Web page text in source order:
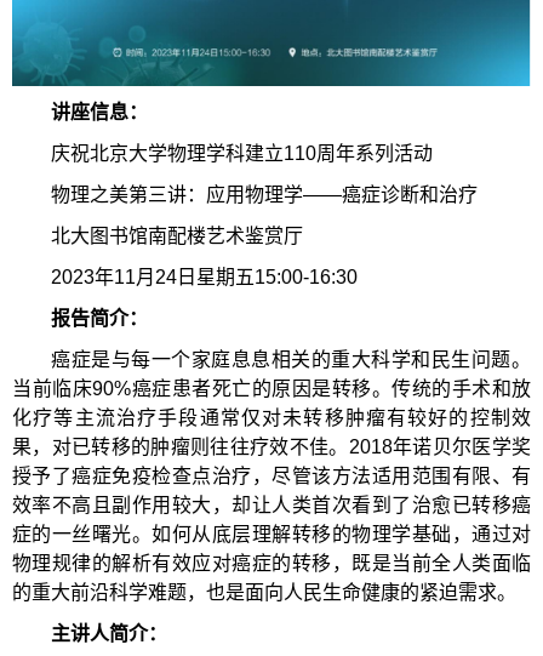
讲座信息：
庆祝北京大学物理学科建立110周年系列活动
物理之美第三讲：应用物理学——癌症诊断和治疗
北大图书馆南配楼艺术鉴赏厅
2023年11月24日星期五15:00-16:30
报告简介：
癌症是与每一个家庭息息相关的重大科学和民生问题。
当前临床90%癌症患者死亡的原因是转移。传统的手术和放
化疗等主流治疗手段通常仅对未转移肿瘤有较好的控制效
果，对已转移的肿瘤则往往疗效不佳。2018年诺贝尔医学奖
授予了癌症免疫检查点治疗，尽管该方法适用范围有限、有
效率不高且副作用较大，却让人类首次看到了治愈已转移癌
症的一丝曙光。如何从底层理解转移的物理学基础，通过对
物理规律的解析有效应对癌症的转移，既是当前全人类面临
的重大前沿科学难题，也是面向人民生命健康的紧迫需求。
主讲人简介：